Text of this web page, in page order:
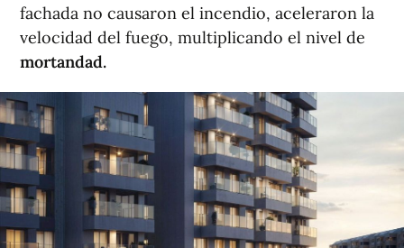
fachada no causaron el incendio, aceleraron la
velocidad del fuego, multiplicando el nivel de
mortandad.